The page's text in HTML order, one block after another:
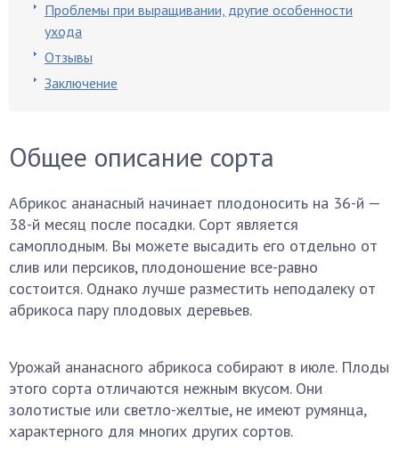
Проблемы при выращивании, другие особенности
ухода
Отзывы
Заключение
Общее описание сорта
Абрикос ананасный начинает плодоносить на 36-й —
38-й месяц после посадки. Сорт является
самоплодным. Вы можете высадить его отдельно от
слив или персиков, плодоношение все-равно
состоится. Однако лучше разместить неподалеку от
абрикоса пару плодовых деревьев.
Урожай ананасного абрикоса собирают в июле. Плоды
этого сорта отличаются нежным вкусом. Они
золотистые или светло-желтые, не имеют румянца,
характерного для многих других сортов.